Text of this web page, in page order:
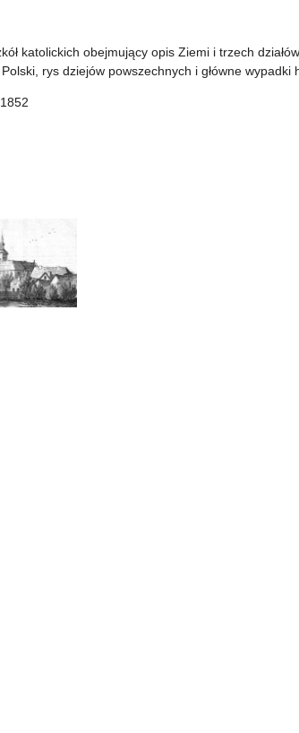
katolickich obejmujący opis Ziemi i trzech
rys dziejów powszechnych i główne wypadki